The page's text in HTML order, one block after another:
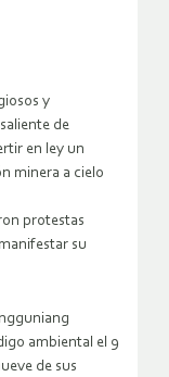
y
de
en ley un
minera a cielo
protestas
su
ambiental el 9
de sus